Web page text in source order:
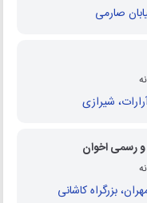
صارمی
و رسمی اخوان